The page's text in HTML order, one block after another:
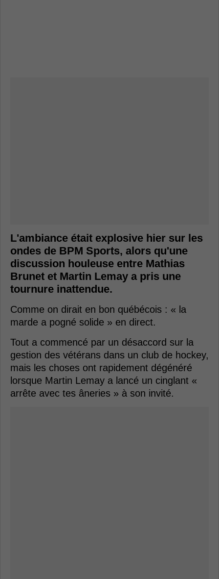
L'ambiance était explosive hier sur les
ondes de BPM Sports, alors qu'une
discussion houleuse entre Mathias
Brunet et Martin Lemay a pris une
tournure inattendue.
Comme on dirait en bon québécois : « la
marde a pogné solide » en direct.
Tout a commencé par un désaccord sur la
gestion des vétérans dans un club de hockey,
mais les choses ont rapidement dégénéré
lorsque Martin Lemay a lancé un cinglant «
arrête avec tes âneries » à son invité.